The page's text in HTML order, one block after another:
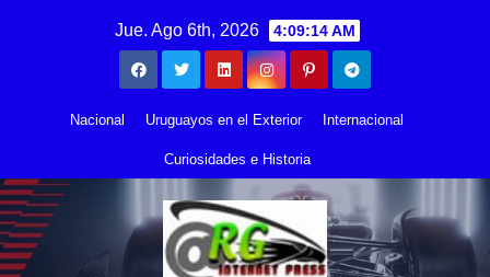
Jue. Ago 6th, 2026 4:09:14 AM
Nacional Uruguayos en el Exterior Internacional
Curiosidades e Historia